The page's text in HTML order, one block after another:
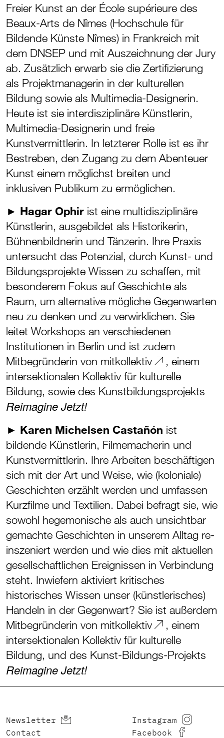
Freier Kunst an der École supérieure des
Beaux-Arts de Nîmes (Hochschule für
Bildende Künste Nîmes) in Frankreich mit
dem DNSEP und mit Auszeichnung der Jury
ab. Zusätzlich erwarb sie die Zertifizierung
als Projektmanagerin in der kulturellen
Bildung sowie als Multimedia-Designerin.
Heute ist sie interdisziplinäre Künstlerin,
Multimedia-Designerin und freie
Kunstvermittlerin. In letzterer Rolle ist es ihr
Bestreben, den Zugang zu dem Abenteuer
Kunst einem möglichst breiten und
inklusiven Publikum zu ermöglichen.
► Hagar Ophir ist eine multidisziplinäre
Künstlerin, ausgebildet als Historikerin,
Bühnenbildnerin und Tänzerin. Ihre Praxis
untersucht das Potenzial, durch Kunst- und
Bildungsprojekte Wissen zu schaffen, mit
besonderem Fokus auf Geschichte als
Raum, um alternative mögliche Gegenwarten
neu zu denken und zu verwirklichen. Sie
leitet Workshops an verschiedenen
Institutionen in Berlin und ist zudem
Mitbegründerin von mitkollektiv
, einem
intersektionalen Kollektiv für kulturelle
Bildung, sowie des Kunstbildungsprojekts
Reimagine Jetzt!
► Karen Michelsen Castañón ist
bildende Künstlerin, Filmemacherin und
Kunstvermittlerin. Ihre Arbeiten beschäftigen
sich mit der Art und Weise, wie (koloniale)
Geschichten erzählt werden und umfassen
Kurzfilme und Textilien. Dabei befragt sie, wie
sowohl hegemonische als auch unsichtbar
gemachte Geschichten in unserem Alltag re-
inszeniert werden und wie dies mit aktuellen
gesellschaftlichen Ereignissen in Verbindung
steht. Inwiefern aktiviert kritisches
historisches Wissen unser (künstlerisches)
Handeln in der Gegenwart? Sie ist außerdem
Mitbegründerin von mitkollektiv
, einem
intersektionalen Kollektiv für kulturelle
Bildung, und des Kunst-Bildungs-Projekts
Reimagine Jetzt!
Newsletter
Contact
Instagram
Facebook